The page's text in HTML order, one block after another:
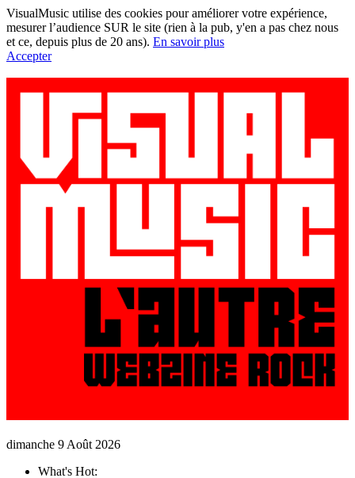
VisualMusic utilise des cookies pour améliorer votre expérience,
mesurer l’audience SUR le site (rien à la pub, y'en a pas chez nous
et ce, depuis plus de 20 ans). En savoir plus
Accepter
dimanche 9 Août 2026
What's Hot: